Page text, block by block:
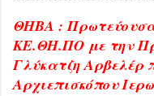
ΘΗΒΑ :
ΚΕ.ΘΗ.ΠΟ με την
Γλύκατζη Αρβελέρ
Αρχιεπισκόπου